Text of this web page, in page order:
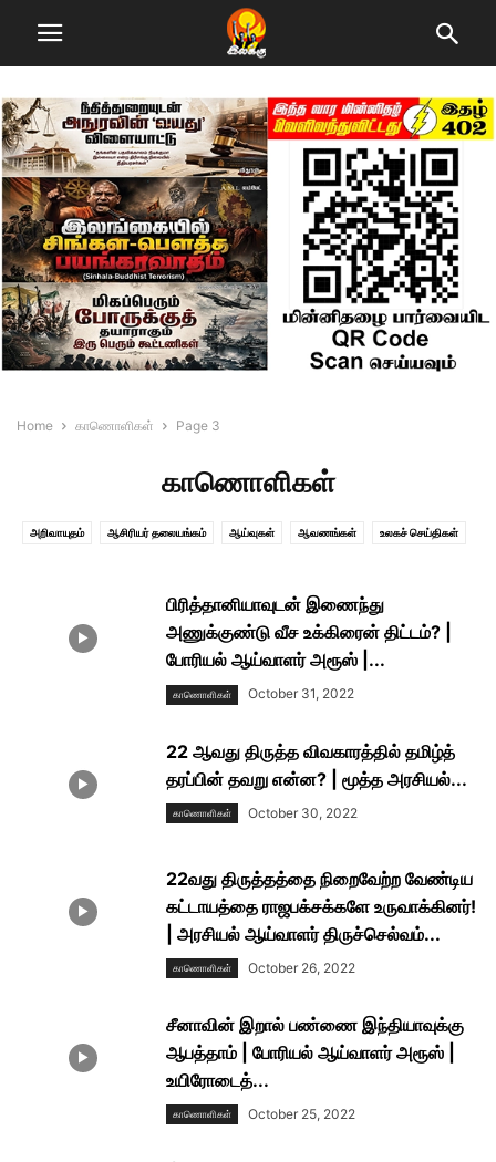
Home காணாெளிகள் Page 3
காணாெளிகள்
அறிவாயுதம் ஆசிரியர் தலையங்கம் ஆய்வுகள் ஆவணங்கள் உலகச் செய்திகள்
செய்திகள் நூல்கள் நேர்காணல்கள்
புதிய மின்னிதழ் மின்னிதழ்கள்
பிரித்தானியாவுடன் இணைந்து
அணுக்குண்டு வீச உக்கிரைன் திட்டம்? |
போரியல் ஆய்வாளர் அரூஸ் |...
காணாெளிகள் October 31, 2022
22 ஆவது திருத்த விவகாரத்தில் தமிழ்த்
தரப்பின் தவறு என்ன? | மூத்த அரசியல்...
காணாெளிகள் October 30, 2022
22வது திருத்தத்தை நிறைவேற்ற வேண்டிய
கட்டாயத்தை ராஜபக்சக்களே உருவாக்கினர்!
| அரசியல் ஆய்வாளர் திருச்செல்வம்...
காணாெளிகள் October 26, 2022
சீனாவின் இறால் பண்ணை இந்தியாவுக்கு
ஆபத்தாம் | போரியல் ஆய்வாளர் அரூஸ் |
உயிரோடைத்...
காணாெளிகள் October 25, 2022